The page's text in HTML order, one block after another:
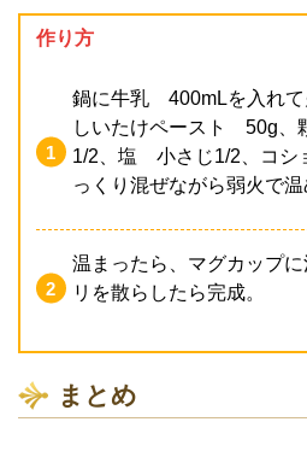
作り方
鍋に牛乳 400mLを入れて
しいたけペースト 50g、
1/2、塩 小さじ1/2、コ
っくり混ぜながら弱火で温
温まったら、マグカップ
リを散らしたら完成。
まとめ